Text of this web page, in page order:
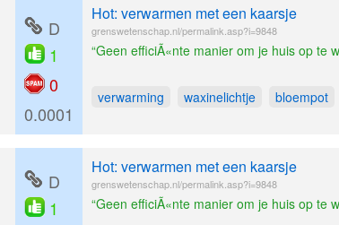
D
1
0
0.0001
Hot: verwarmen met een kaarsje
grenswetenschap.nl/permalink.asp?i=9848
“Geen efficiÃ«nte manier om je huis op te
verwarming waxinelichtje bloempot
D
1
Hot: verwarmen met een kaarsje
grenswetenschap.nl/permalink.asp?i=9848
“Geen efficiÃ«nte manier om je huis op te